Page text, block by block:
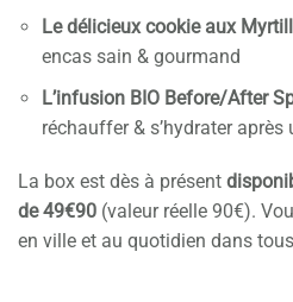
Le délicieux cookie aux
encas sain & gourmand
L’infusion BIO Before/After
réchauffer & s’hydrater après
La box est dès à présent
de 49€90 (valeur réelle 90€).
en ville et au quotidien dans